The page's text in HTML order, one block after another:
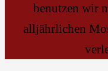
benutzen wir
alljährlichen